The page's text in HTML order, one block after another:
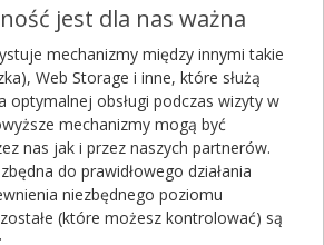
kupić? Ranking!
09:45 Aktualizacja: 2024-10-15 14:25
ciekawe właściwości, które mogą
cery czy włosów, a także
przez:
Bartłomiej Łuczyński
jest dla nas ważna
mechanizmy między innymi takie
Web Storage i inne, które służą
optymalnej obsługi podczas wizyty w
mechanizmy mogą być
nas jak i przez naszych partnerów.
do prawidłowego działania
niezbędnego poziomu
(które możesz kontrolować) są